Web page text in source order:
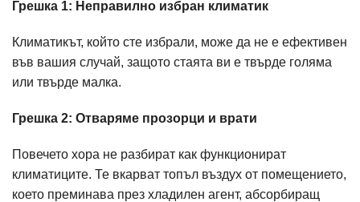
Грешка 1: Неправилно избран климатик
Климатикът, който сте избрали, може да не е ефективен
във вашия случай, защото стаята ви е твърде голяма
или твърде малка.
Грешка 2: Отваряме прозорци и врати
Повечето хора не разбират как функционират
климатиците. Те вкарват топъл въздух от помещението,
което преминава през хладилен агент, абсорбиращ